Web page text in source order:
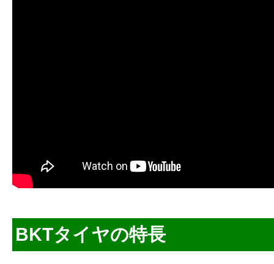
BKTタイヤの特長